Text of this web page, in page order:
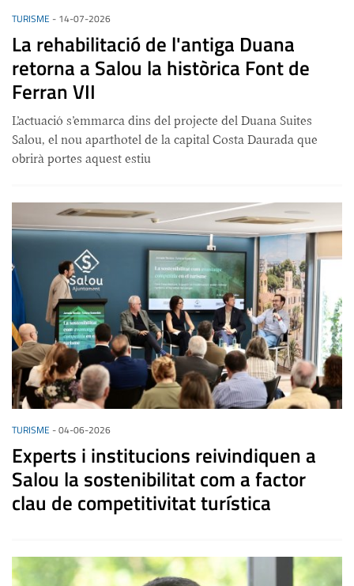
TURISME - 14-07-2026
La rehabilitació de l'antiga Duana
retorna a Salou la històrica Font de
Ferran VII
L’actuació s’emmarca dins del projecte del Duana Suites
Salou, el nou aparthotel de la capital Costa Daurada que
obrirà portes aquest estiu
TURISME -04-06-2026
Experts i institucions reivindiquen a
Salou la sostenibilitat com a factor
clau de competitivitat turística